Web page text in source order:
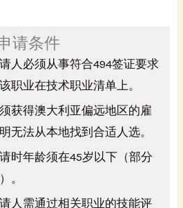
请条件
人必须从事符合494签证要求
职业在技术职业清单上。
获得澳大利亚偏远地区的雇
无法从本地找到合适人选。
时年龄须在45岁以下（部分
。
人需通过相关职业的技能评